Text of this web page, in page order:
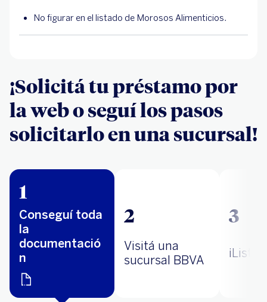
No figurar en el listado de Morosos Alimenticios.
¡Solicitá tu préstamo por
la web o seguí los pasos
solicitarlo en una sucursal!
1
Conseguí toda
la
documentació
n
2
Visitá una
sucursal BBVA
3
¡Listo!